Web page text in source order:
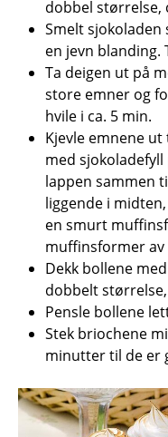
dobbel størrelse,
Smelt
en jevn blanding.
Ta deigen ut på
store emner og
hvile i ca. 5 min.
Kjevle emnene
med
lappen sammen
liggende i
en smurt
muffinsformer av
Dekk bollene
dobbelt
Pensle bollene
Stek briochene
minutter til de er